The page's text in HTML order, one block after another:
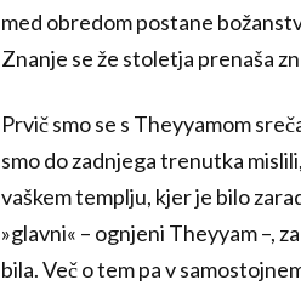
med obredom postane
Znanje se že stoletja prenaša
Prvič smo se s Theyyamom
smo do zadnjega trenutka
vaškem templju, kjer je bilo
»glavni« – ognjeni Theyyam –,
bila. Več o tem pa v